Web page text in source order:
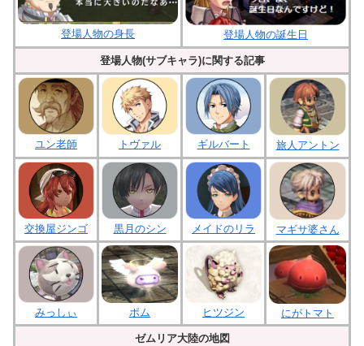
登場人物の身長 登場人物の誕生日
登場人物(サブキャラ)に関する記事
ユン老師 トヴァル ギルバート 旅人アントン
交換屋ジンゴ 黒月のシン メイドのリラ マギサ婆さん
みっしぃ ポム ヒツジン にがトマト
ゼムリア大陸の地図